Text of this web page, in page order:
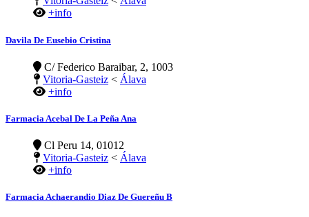
+info
Davila De Eusebio Cristina
C/ Federico Baraibar, 2, 1003
Vitoria-Gasteiz < Álava
+info
Farmacia Acebal De La Peña Ana
Cl Peru 14, 01012
Vitoria-Gasteiz < Álava
+info
Farmacia Achaerandio Diaz De Guereñu B